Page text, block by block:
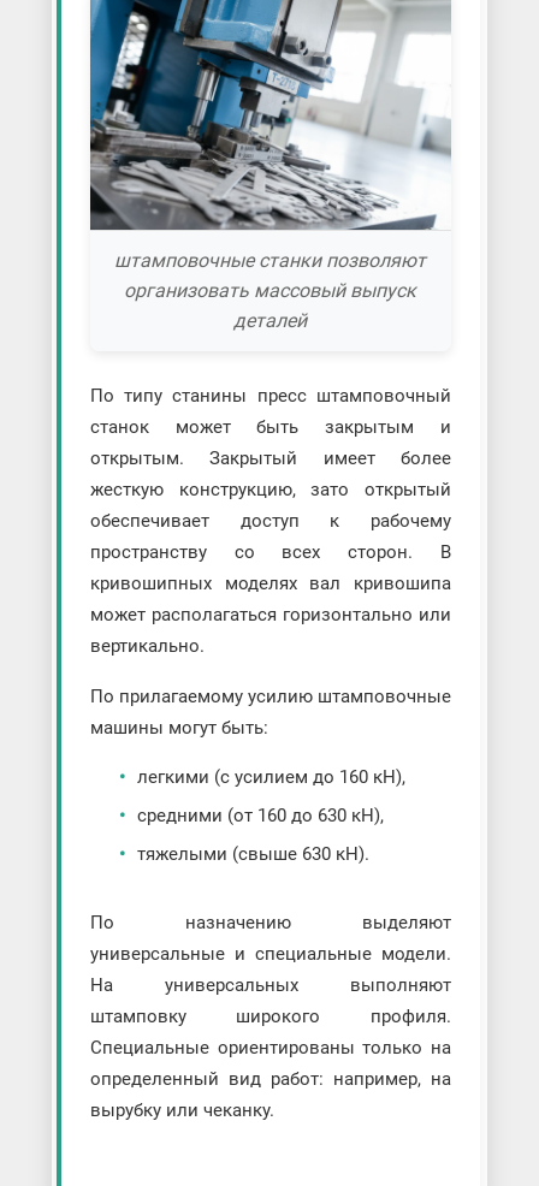
штамповочные станки позволяют
организовать массовый выпуск
деталей
По типу станины пресс штамповочный
станок может быть закрытым и
открытым. Закрытый имеет более
жесткую конструкцию, зато открытый
обеспечивает доступ к рабочему
пространству со всех сторон. В
кривошипных моделях вал кривошипа
может располагаться горизонтально или
вертикально.
По прилагаемому усилию штамповочные
машины могут быть:
легкими (с усилием до 160 кН),
средними (от 160 до 630 кН),
тяжелыми (свыше 630 кН).
По назначению выделяют
универсальные и специальные модели.
На универсальных выполняют
штамповку широкого профиля.
Специальные ориентированы только на
определенный вид работ: например, на
вырубку или чеканку.